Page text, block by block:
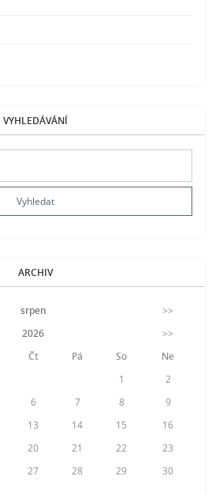
VYHLEDÁVÁNÍ
ARCHIV
srpen
>>
2026
>>
Čt Pá So
Ne
1
2
6 7 8
9
13 14 15
16
20 21 22
23
27 28 29
30